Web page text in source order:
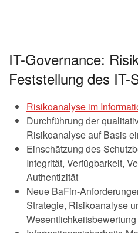
IT-Governance:
Feststellung des IT-
Risikoanalyse im
Durchführung der
Risikoanalyse auf Basis
Einschätzung des
Integrität, Verfügbarkeit,
Authentizität
Neue BaFin-
Strategie, Risikoanalyse
Wesentlichkeitsbewertung